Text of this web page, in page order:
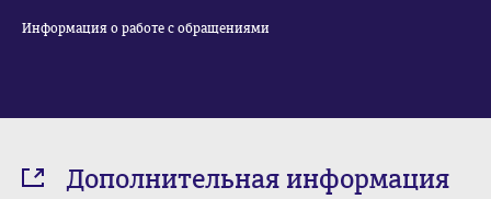
Информация о работе с обращениями
Дополнительная информация